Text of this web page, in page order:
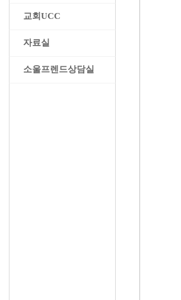
교회UCC
자료실
소울프렌드상담실